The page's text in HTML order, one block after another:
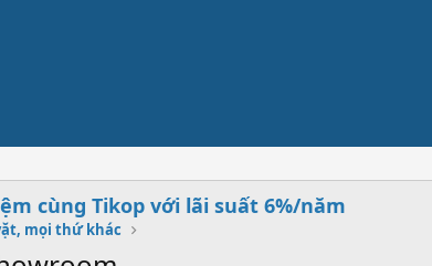
cùng Tikop với lãi suất 6%/năm
mọi thứ khác